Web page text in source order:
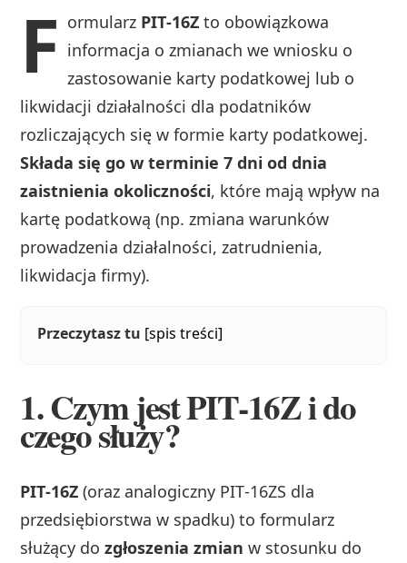
F ormularz PIT‑16Z to obowiązkowa
informacja o zmianach we wniosku o
zastosowanie karty podatkowej lub o
likwidacji działalności dla podatników
rozliczających się w formie karty podatkowej.
Składa się go w terminie 7 dni od dnia
zaistnienia okoliczności, które mają wpływ na
kartę podatkową (np. zmiana warunków
prowadzenia działalności, zatrudnienia,
likwidacja firmy).
Przeczytasz tu [spis treści]
1. Czym jest PIT‑16Z i do
czego służy?
PIT‑16Z (oraz analogiczny PIT‑16ZS dla
przedsiębiorstwa w spadku) to formularz
służący dozgłoszenia zmian w stosunku do